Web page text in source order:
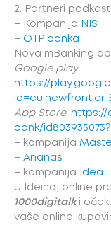
2. Partneri
– Kompanija NIS
– OTP banka
Nova mBanking
Google play:
https://
App Store: https://
bank/
– kompanija
– Ananas
– kompanija
Idea
U Ideinoj online
1000digitalki
vaše online